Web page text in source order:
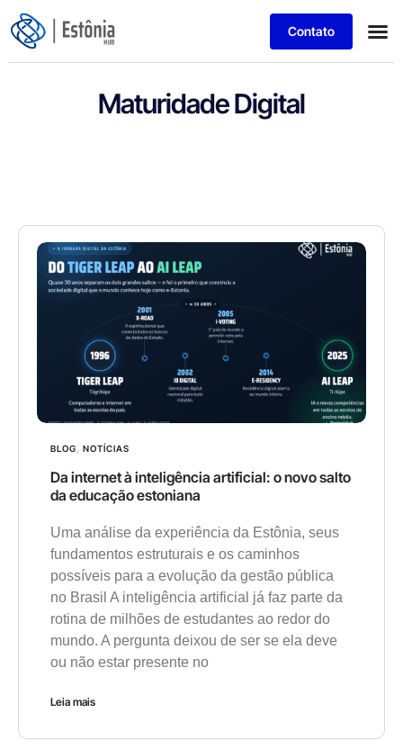
Contato
Maturidade Digital
BLOG NOTÍCIAS
Da internet à inteligência artificial: o novo salto
da educação estoniana
Uma análise da experiência da Estônia, seus
fundamentos estruturais e os caminhos
possíveis para a evolução da gestão pública
no Brasil A inteligência artificial já faz parte da
rotina de milhões de estudantes ao redor do
mundo. A pergunta deixou de ser se ela deve
ou não estar presente no
Leia mais